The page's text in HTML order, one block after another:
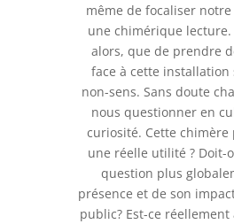
même de focaliser
une chimérique lecture.
alors, que de prendre
face à cette
non-sens. Sans doute
nous questionner en
curiosité. Cette chimère
une réelle utilité ? Doit-
question plus
présence et de son
public? Est-ce